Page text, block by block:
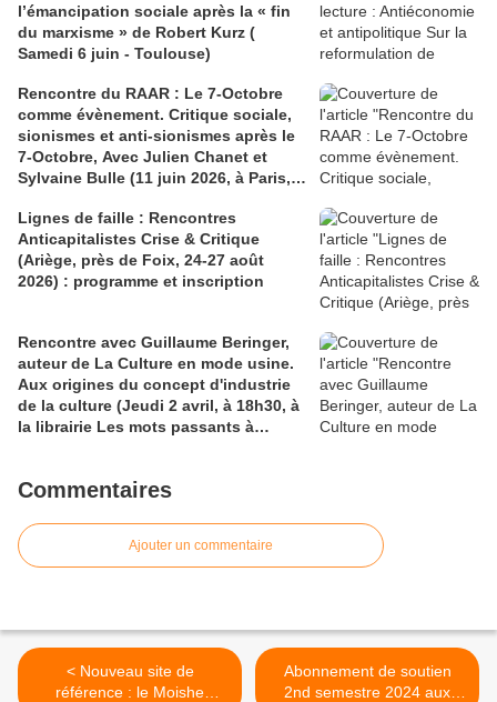
l’émancipation sociale après la « fin
du marxisme » de Robert Kurz (
Samedi 6 juin - Toulouse)
Rencontre du RAAR : Le 7-Octobre
comme évènement. Critique sociale,
sionismes et anti-sionismes après le
7-Octobre, Avec Julien Chanet et
Sylvaine Bulle (11 juin 2026, à Paris,
Lignes de faille : Rencontres
Anticapitalistes Crise & Critique
(Ariège, près de Foix, 24-27 août
2026) : programme et inscription
Rencontre avec Guillaume Beringer,
auteur de La Culture en mode usine.
Aux origines du concept d'industrie
de la culture (Jeudi 2 avril, à 18h30, à
la librairie Les mots passants à
Commentaires
Ajouter un commentaire
< Nouveau site de
référence : le Moishe
Abonnement de soutien
2nd semestre 2024 aux